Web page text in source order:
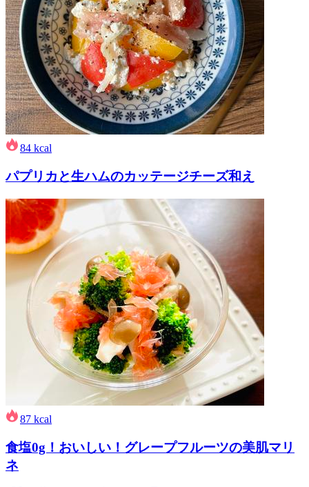
84 kcal
パプリカと生ハムのカッテージチーズ和え
87 kcal
食塩0g！おいしい！グレープフルーツの美肌マリ
ネ